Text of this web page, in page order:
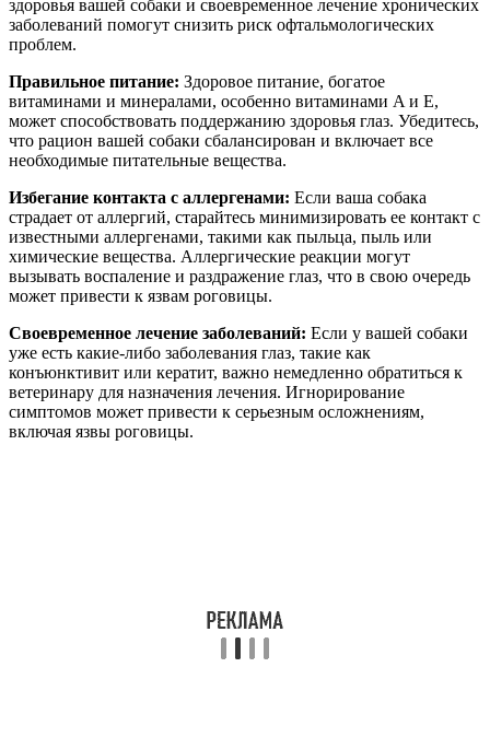
здоровья вашей собаки и своевременное лечение хронических
заболеваний помогут снизить риск офтальмологических
проблем.
Правильное питание: Здоровое питание, богатое
витаминами и минералами, особенно витаминами A и E,
может способствовать поддержанию здоровья глаз. Убедитесь,
что рацион вашей собаки сбалансирован и включает все
необходимые питательные вещества.
Избегание контакта с аллергенами: Если ваша собака
страдает от аллергий, старайтесь минимизировать ее контакт с
известными аллергенами, такими как пыльца, пыль или
химические вещества. Аллергические реакции могут
вызывать воспаление и раздражение глаз, что в свою очередь
может привести к язвам роговицы.
Своевременное лечение заболеваний: Если у вашей собаки
уже есть какие-либо заболевания глаз, такие как
конъюнктивит или кератит, важно немедленно обратиться к
ветеринару для назначения лечения. Игнорирование
симптомов может привести к серьезным осложнениям,
включая язвы роговицы.